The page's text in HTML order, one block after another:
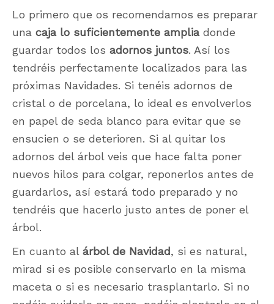
Lo primero que os recomendamos es preparar
una caja lo suficientemente ampliadonde
guardar todos los adornos juntos. Así los
tendréis perfectamente localizados para las
próximas Navidades. Si tenéis adornos de
cristal o de porcelana, lo ideal es envolverlos
en papel de seda blanco para evitar que se
ensucien o se deterioren. Si al quitar los
adornos del árbol veis que hace falta poner
nuevos hilos para colgar, reponerlos antes de
guardarlos, así estará todo preparado y no
tendréis que hacerlo justo antes de poner el
árbol.
En cuanto al árbol de Navidad, si es natural,
mirad si es posible conservarlo en la misma
maceta o si es necesario trasplantarlo. Si no